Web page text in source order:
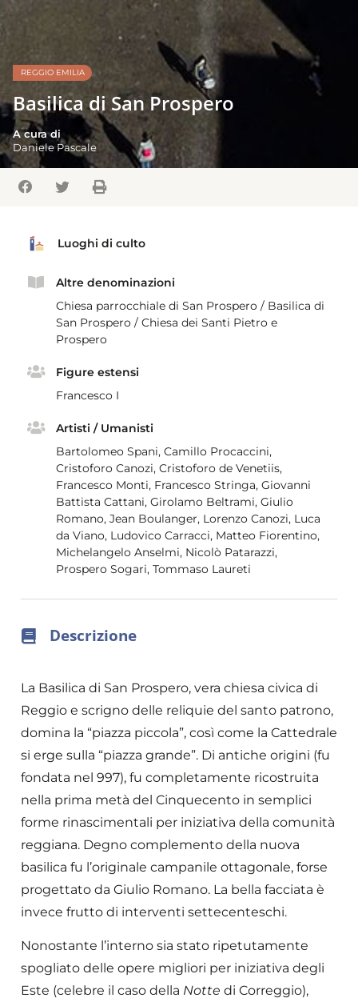
REGGIO EMILIA
Basilica di San Prospero
A cura di
Daniele Pascale
Luoghi di culto
Altre denominazioni
Chiesa parrocchiale di San Prospero / Basilica di
San Prospero / Chiesa dei Santi Pietro e
Prospero
Figure estensi
Francesco I
Artisti / Umanisti
Bartolomeo Spani, Camillo Procaccini,
Cristoforo Canozi, Cristoforo de Venetiis,
Francesco Monti, Francesco Stringa, Giovanni
Battista Cattani, Girolamo Beltrami, Giulio
Romano, Jean Boulanger, Lorenzo Canozi, Luca
da Viano, Ludovico Carracci, Matteo Fiorentino,
Michelangelo Anselmi, Nicolò Patarazzi,
Prospero Sogari, Tommaso Laureti
Descrizione
La Basilica di San Prospero, vera chiesa civica di
Reggio e scrigno delle reliquie del santo patrono,
domina la “piazza piccola”, così come la Cattedrale
si erge sulla “piazza grande”. Di antiche origini (fu
fondata nel 997), fu completamente ricostruita
nella prima metà del Cinquecento in semplici
forme rinascimentali per iniziativa della comunità
reggiana. Degno complemento della nuova
basilica fu l’originale campanile ottagonale, forse
progettato da Giulio Romano. La bella facciata è
invece frutto di interventi settecenteschi.
Nonostante l’interno sia stato ripetutamente
spogliato delle opere migliori per iniziativa degli
Este (celebre il caso della Notte di Correggio),